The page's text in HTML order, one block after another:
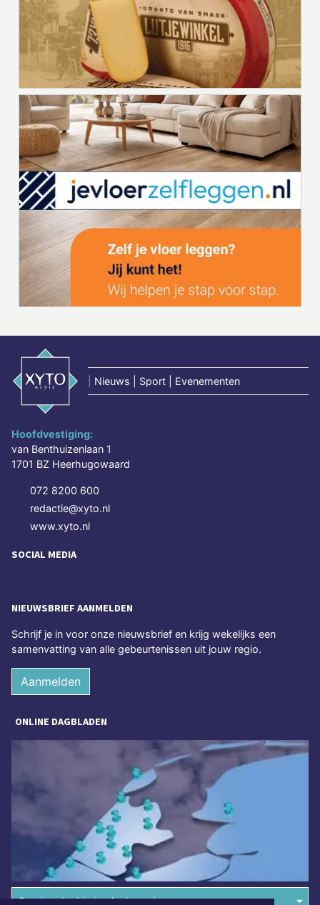
Nieuws | Sport | Evenementen
Hoofdvestiging:
van Benthuizenlaan 1
1701 BZ Heerhugowaard
072 8200 600
redactie@xyto.nl
www.xyto.nl
SOCIAL MEDIA
NIEUWSBRIEF AANMELDEN
Schrijf je in voor onze nieuwsbrief en krijg wekelijks een
samenvatting van alle gebeurtenissen uit jouw regio.
Aanmelden
ONLINE DAGBLADEN
Overige dagbladen in de regio